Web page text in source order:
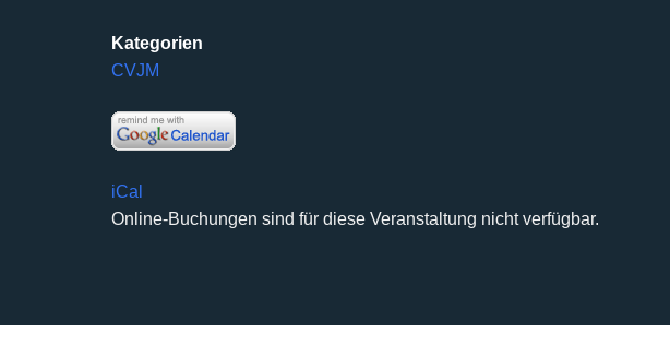
Kategorien
CVJM
iCal
Online-Buchungen sind für diese Veranstaltung nicht verfügbar.